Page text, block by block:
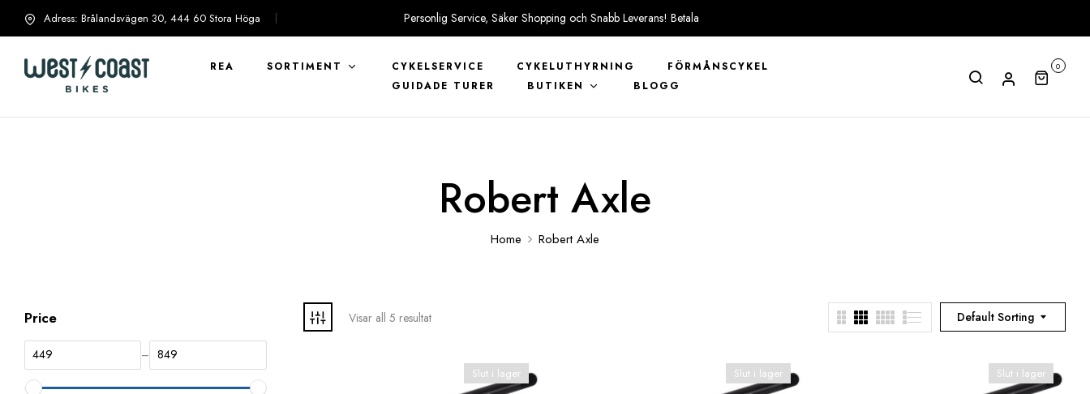
Adress: Brålandsvägen 30, 444 60 Stora Höga
info@westcoastbikes.se
Personlig Service, Säker Shopping och Snabb Leverans! Betala
REA SORTIMENT CYKELSERVICE CYKELUTHYRNING
FÖRMÅNSCYKEL
GUIDADE TURER
BUTIKEN BLOGG
0
Robert Axle
Home Robert Axle
Price
–
Default Sorting
Visar all 5 resultat
Slut i lager Slut i lager Slut i lager